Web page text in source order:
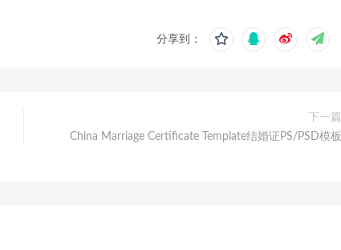
分享到：
下一篇
China Marriage Certificate Template结婚证PS/PSD模板